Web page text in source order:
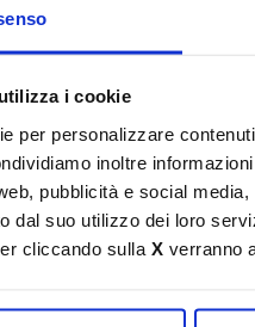
i cookie
per personalizzare
inoltre
pubblicità e social
dal suo utilizzo dei loro
cliccando sulla X verranno